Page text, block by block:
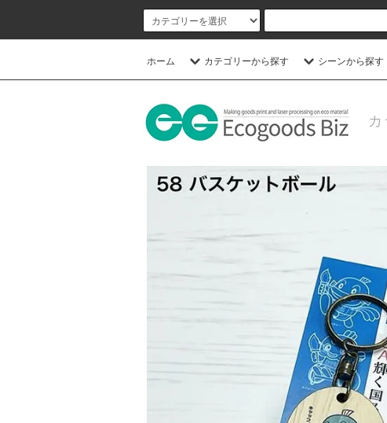
ホーム カテゴリーから探す シーンから探す